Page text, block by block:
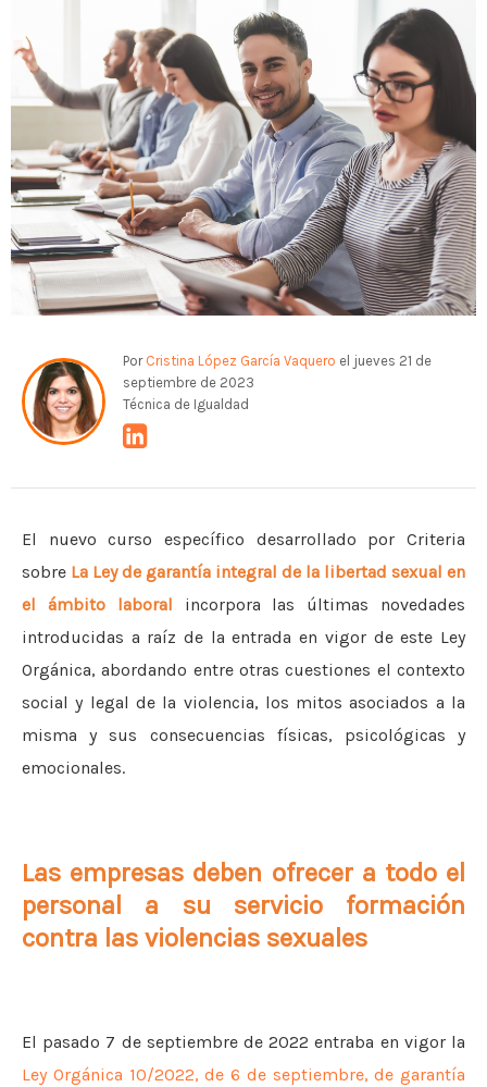
Por Cristina López García Vaquero el jueves 21 de
septiembre de 2023
Técnica de Igualdad
El nuevo curso específico desarrollado por Criteria
sobre La Ley de garantía integral de la libertad sexual en
el ámbito laboral incorpora las últimas novedades
introducidas a raíz de la entrada en vigor de este Ley
Orgánica, abordando entre otras cuestiones el contexto
social y legal de la violencia, los mitos asociados a la
misma y sus consecuencias físicas, psicológicas y
emocionales.
Las empresas deben ofrecer a todo el
personal a su servicio formación
contra las violencias sexuales
El pasado 7 de septiembre de 2022 entraba en vigor la
Ley Orgánica 10/2022, de 6 de septiembre, de garantía